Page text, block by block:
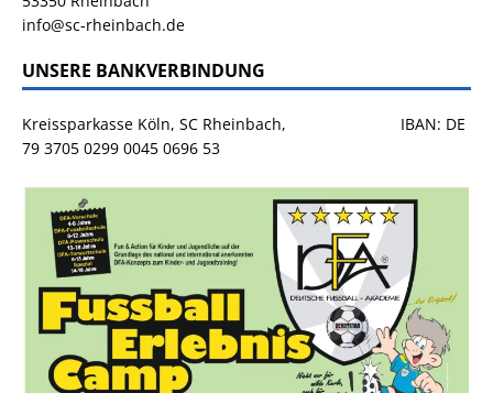
info@sc-rheinbach.de
UNSERE BANKVERBINDUNG
Kreissparkasse Köln, SC Rheinbach, IBAN: DE
79 3705 0299 0045 0696 53